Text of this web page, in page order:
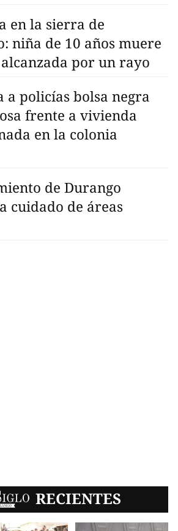
en la sierra de
niña de 10 años muere
por un rayo
a policías bolsa negra
frente a vivienda
en la colonia
de Durango
cuidado de áreas
RECIENTES